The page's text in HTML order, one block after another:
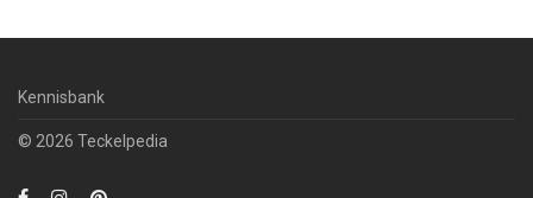
Kennisbank
© 2026 Teckelpedia